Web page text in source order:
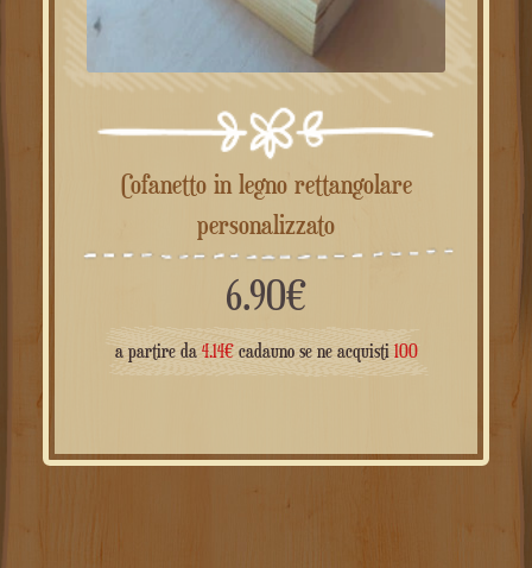
Cofanetto in legno rettangolare
personalizzato
6.90€
a partire da 4.14€cadauno se ne acquisti 100